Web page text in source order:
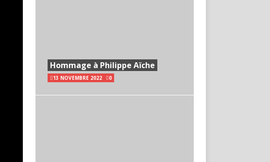
Hommage à Philippe Aïche
13 NOVEMBRE 2022 0